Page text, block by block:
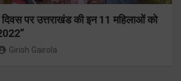
दिवस पर उत्तराखंड की इन 11 महिलाओं को
Girish Gairola